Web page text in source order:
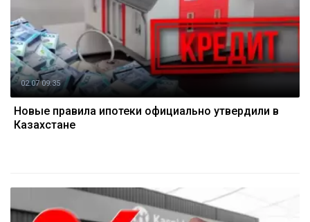
02.07 09:35
Новые правила ипотеки официально утвердили в
Казахстане